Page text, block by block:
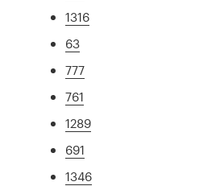
1316
63
777
761
1289
691
1346